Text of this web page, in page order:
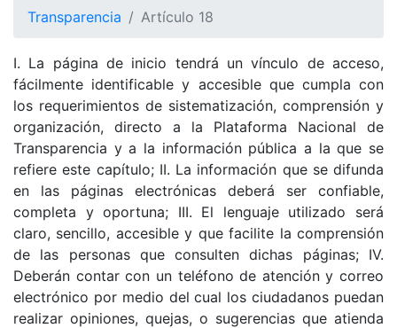
Transparencia Artículo 18
I. La página de inicio tendrá un vínculo de acceso,
fácilmente identificable y accesible que cumpla con
los requerimientos de sistematización, comprensión y
organización, directo a la Plataforma Nacional de
Transparencia y a la información pública a la que se
refiere este capítulo; II. La información que se difunda
en las páginas electrónicas deberá ser confiable,
completa y oportuna; III. El lenguaje utilizado será
claro, sencillo, accesible y que facilite la comprensión
de las personas que consulten dichas páginas; IV.
Deberán contar con un teléfono de atención y correo
electrónico por medio del cual los ciudadanos puedan
realizar opiniones, quejas, o sugerencias que atienda